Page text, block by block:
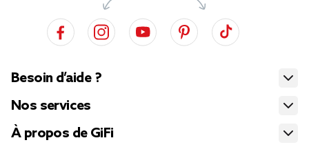
Besoin d’aide ?
Nos services
À propos de GiFi